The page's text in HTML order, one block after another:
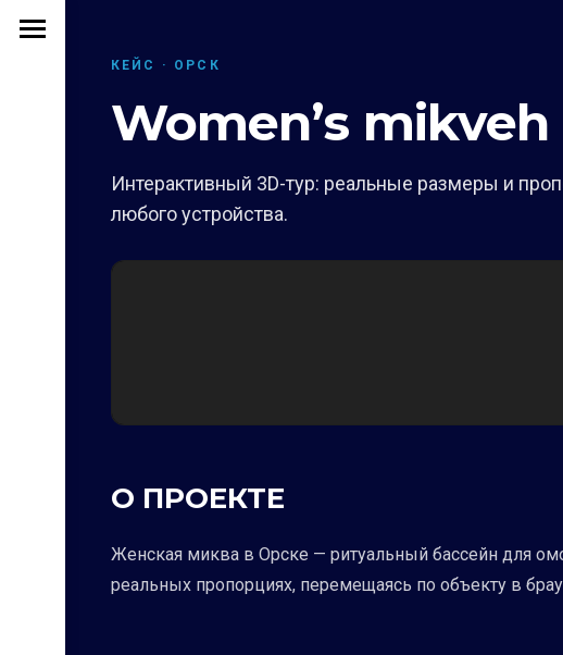
КЕЙС · ОРСК
Women’s mikveh
Интерактивный 3D-тур: реальные размеры и
любого устройства.
О ПРОЕКТЕ
Женская миква в Орске — ритуальный бассейн для
реальных пропорциях, перемещаясь по объекту в